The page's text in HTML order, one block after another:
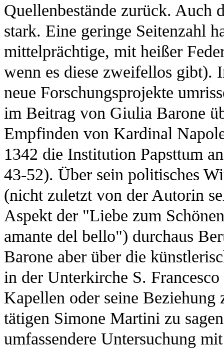
Quellenbestände zurück. Auch
stark. Eine geringe Seitenzahl
mittelprächtige, mit heißer
wenn es diese zweifellos gibt).
neue Forschungsprojekte
im Beitrag von Giulia Barone
Empfinden von Kardinal
1342 die Institution Papsttum
43-52). Über sein politisches
(nicht zuletzt von der Autorin
Aspekt der "Liebe zum
amante del bello") durchaus
Barone aber über die
in der Unterkirche S.
Kapellen oder seine Beziehung
tätigen Simone Martini zu
umfassendere Untersuchung